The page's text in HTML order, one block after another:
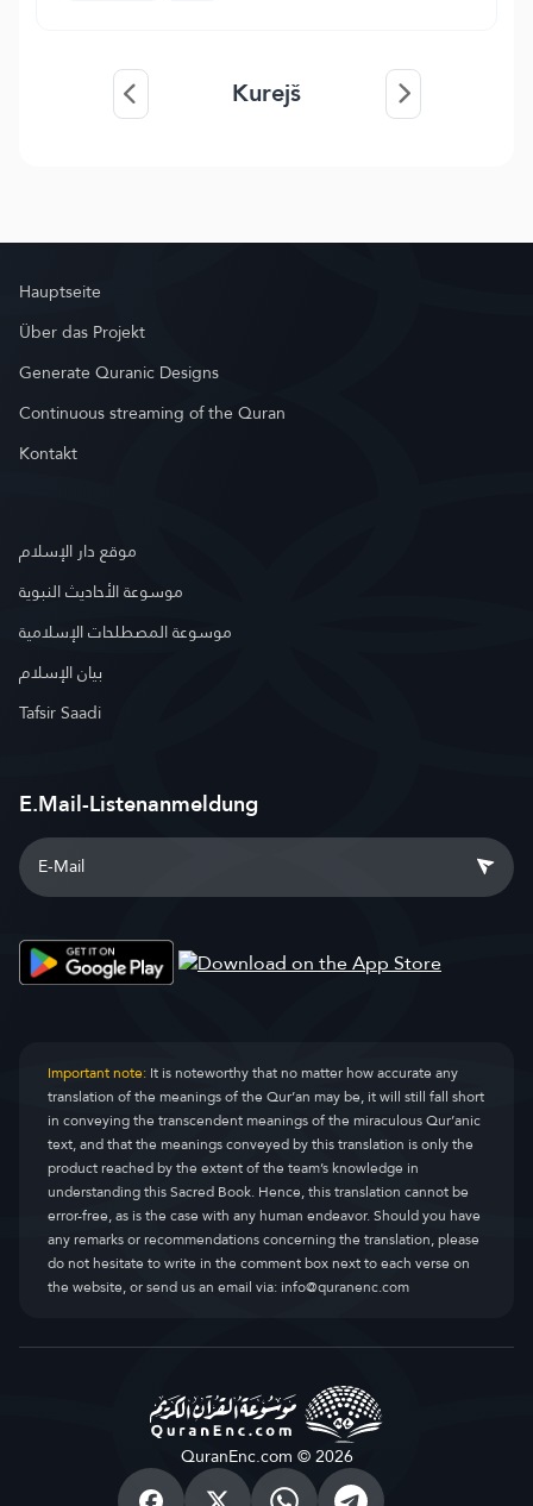
Kurejš
Hauptseite
Über das Projekt
Generate Quranic Designs
Continuous streaming of the Quran
Kontakt
موقع دار الإسلام
موسوعة الأحاديث النبوية
موسوعة المصطلحات الإسلامية
بيان الإسلام
Tafsir Saadi
E.Mail-Listenanmeldung
Important note:It is noteworthy that no matter how accurate any
translation of the meanings of the Qur’an may be, it will still fall short
in conveying the transcendent meanings of the miraculous Qur’anic
text, and that the meanings conveyed by this translation is only the
product reached by the extent of the team’s knowledge in
understanding this Sacred Book. Hence, this translation cannot be
error-free, as is the case with any human endeavor. Should you have
any remarks or recommendations concerning the translation, please
do not hesitate to write in the comment box next to each verse on
the website, or send us an email via:info@quranenc.com
QuranEnc.com © 2026